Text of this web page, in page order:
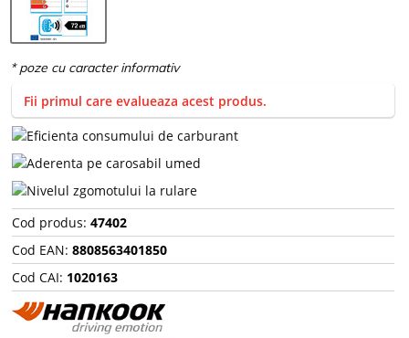
Fii primul care evalueaza acest produs.
Cod produs: 47402
Cod EAN: 8808563401850
Cod CAI: 1020163